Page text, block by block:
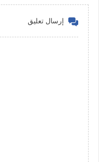
إرسال تعليق